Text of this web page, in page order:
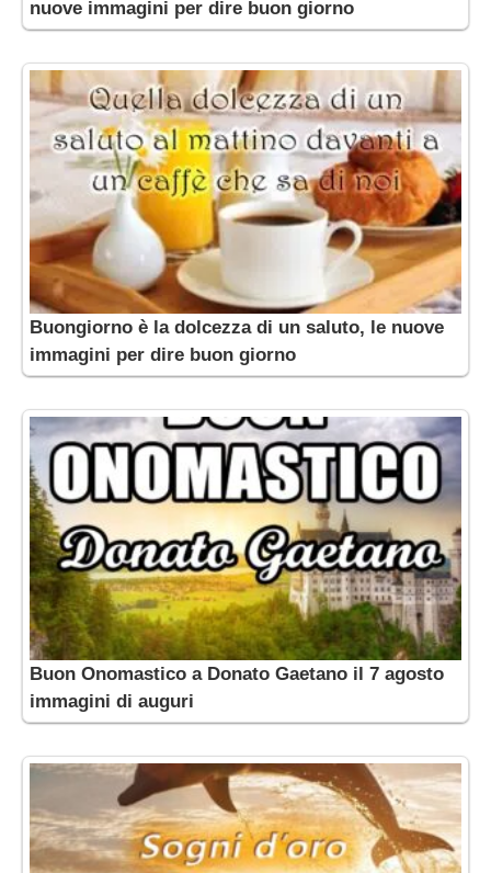
nuove immagini per dire buon giorno
Buongiorno è la dolcezza di un saluto, le nuove
immagini per dire buon giorno
Buon Onomastico a Donato Gaetano il 7 agosto
immagini di auguri